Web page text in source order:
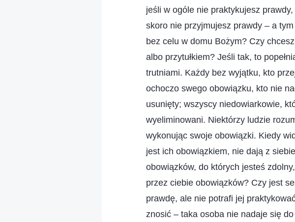
jeśli w ogóle nie praktykujesz
skoro nie przyjmujesz prawdy – a
bez celu w domu Bożym? Czy
albo przytułkiem? Jeśli tak, to
trutniami. Każdy bez wyjątku, kto
ochoczo swego obowiązku, kto nie
usunięty; wszyscy niedowiarkowie,
wyeliminowani. Niektórzy ludzie
wykonując swoje obowiązki. Kiedy
jest ich obowiązkiem, nie dają z
obowiązków, do których jesteś
przez ciebie obowiązków? Czy jest
prawdę, ale nie potrafi jej
znosić – taka osoba nie nadaje się